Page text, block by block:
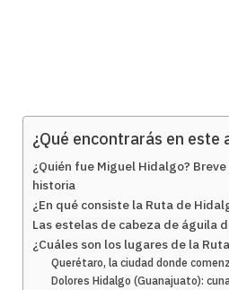
¿Qué encontrarás en este
¿Quién fue Miguel Hidalgo?
historia
¿En qué consiste la Ruta de
Las estelas de cabeza de águila
¿Cuáles son los lugares de la
Querétaro, la ciudad donde
Dolores Hidalgo (Guanajuato):